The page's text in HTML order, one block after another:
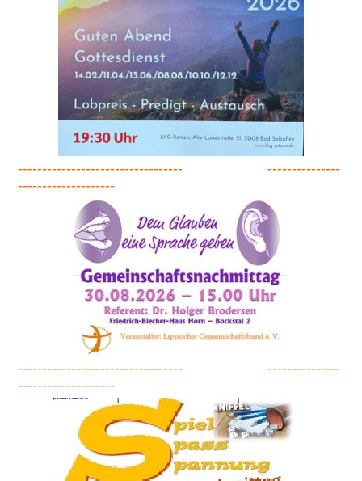
---------------------------------- ---------------
--------------------
---------------------------------- ---------------
--------------------